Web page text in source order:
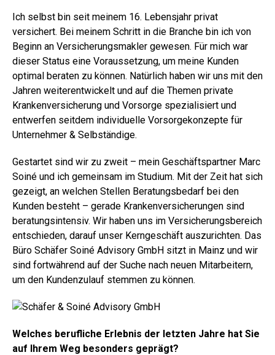
Ich selbst bin seit meinem 16. Lebensjahr privat
versichert. Bei meinem Schritt in die Branche bin ich von
Beginn an Versicherungsmakler gewesen. Für mich war
dieser Status eine Voraussetzung, um meine Kunden
optimal beraten zu können. Natürlich haben wir uns mit den
Jahren weiterentwickelt und auf die Themen private
Krankenversicherung und Vorsorge spezialisiert und
entwerfen seitdem individuelle Vorsorgekonzepte für
Unternehmer & Selbständige.
Gestartet sind wir zu zweit – mein Geschäftspartner Marc
Soiné und ich gemeinsam im Studium. Mit der Zeit hat sich
gezeigt, an welchen Stellen Beratungsbedarf bei den
Kunden besteht – gerade Krankenversicherungen sind
beratungsintensiv. Wir haben uns im Versicherungsbereich
entschieden, darauf unser Kerngeschäft auszurichten. Das
Büro Schäfer Soiné Advisory GmbH sitzt in Mainz und wir
sind fortwährend auf der Suche nach neuen Mitarbeitern,
um den Kundenzulauf stemmen zu können.
Welches berufliche Erlebnis der letzten Jahre hat Sie
auf Ihrem Weg besonders geprägt?